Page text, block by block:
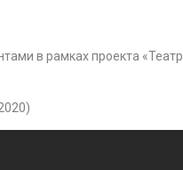
в рамках проекта «Театр